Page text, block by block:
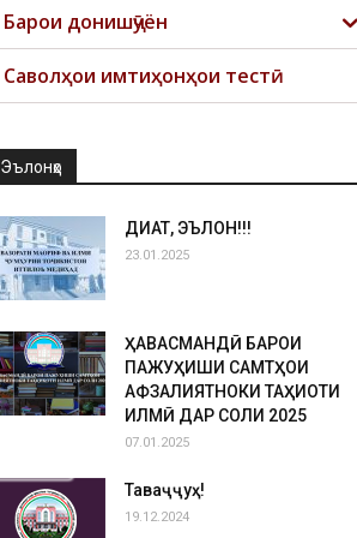
Барои донишҷӯён
Саволҳои имтиҳонҳои тестӣ
Эълонҳо
ДИҚҚАТ, ЭЪЛОН!!!
23.01.2025
ҲАВАСМАНДӢ БАРОИ
ПАЖУҲИШИ САМТҲОИ
АФЗАЛИЯТНОКИ ТАҲҚИҚОТИ
ИЛМӢ ДАР СОЛИ 2025
07.01.2025
Таваҷҷуҳ!
19.12.2024